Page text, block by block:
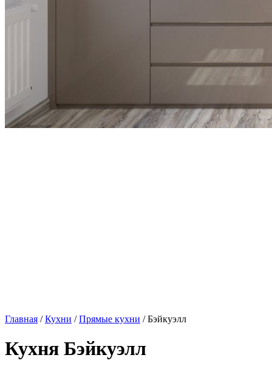
Главная /Кухни /Прямые кухни / Бэйкуэлл
Кухня Бэйкуэлл